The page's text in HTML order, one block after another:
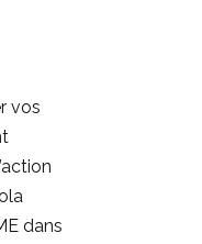
vos
dans